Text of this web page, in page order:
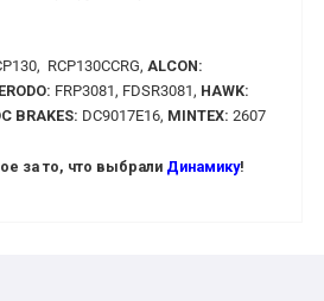
RCP130CCRG, ALCON:
FRP3081, FDSR3081, HAWK:
BRAKES: DC9017E16, MINTEX: 2607
за то, что выбрали Динамику!